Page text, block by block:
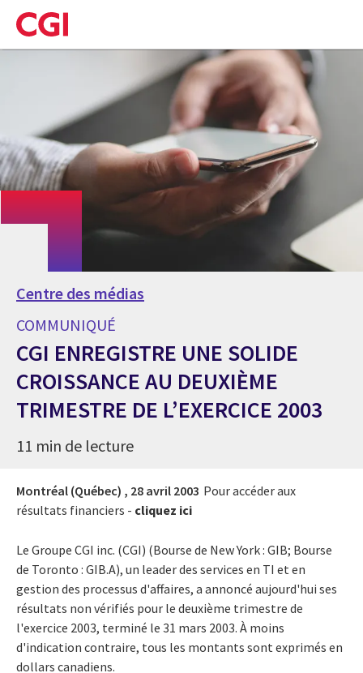
Skip
to
main
Centre des médias
COMMUNIQUÉ
CGI ENREGISTRE UNE SOLIDE
CROISSANCE AU DEUXIÈME
TRIMESTRE DE L’EXERCICE 2003
11 min de lecture
Montréal (Québec) , 28 avril 2003 Pour accéder aux
résultats financiers - cliquez ici
Le Groupe CGI inc. (CGI) (Bourse de New York : GIB; Bourse
de Toronto : GIB.A), un leader des services en TI et en
gestion des processus d'affaires, a annoncé aujourd'hui ses
résultats non vérifiés pour le deuxième trimestre de
l'exercice 2003, terminé le 31 mars 2003. À moins
d'indication contraire, tous les montants sont exprimés en
dollars canadiens.